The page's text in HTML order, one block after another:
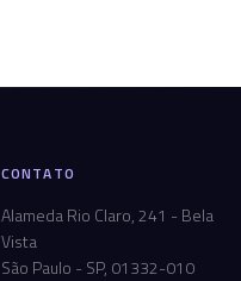
CONTATO
Alameda Rio Claro, 241 - Bela
Vista
São Paulo - SP, 01332-010